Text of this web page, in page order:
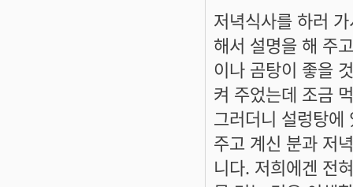
저녁식사를 하러
해서 설명을 해 주
이나 곰탕이 좋을
켜 주었는데 조금
그러더니 설렁탕에
주고 계신 분과 저
니다. 저희에겐 전